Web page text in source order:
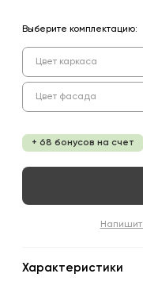
Выберите комплектацию:
Цвет каркаса
Цвет фасада
+ 68 бонусов на счет
Характеристики